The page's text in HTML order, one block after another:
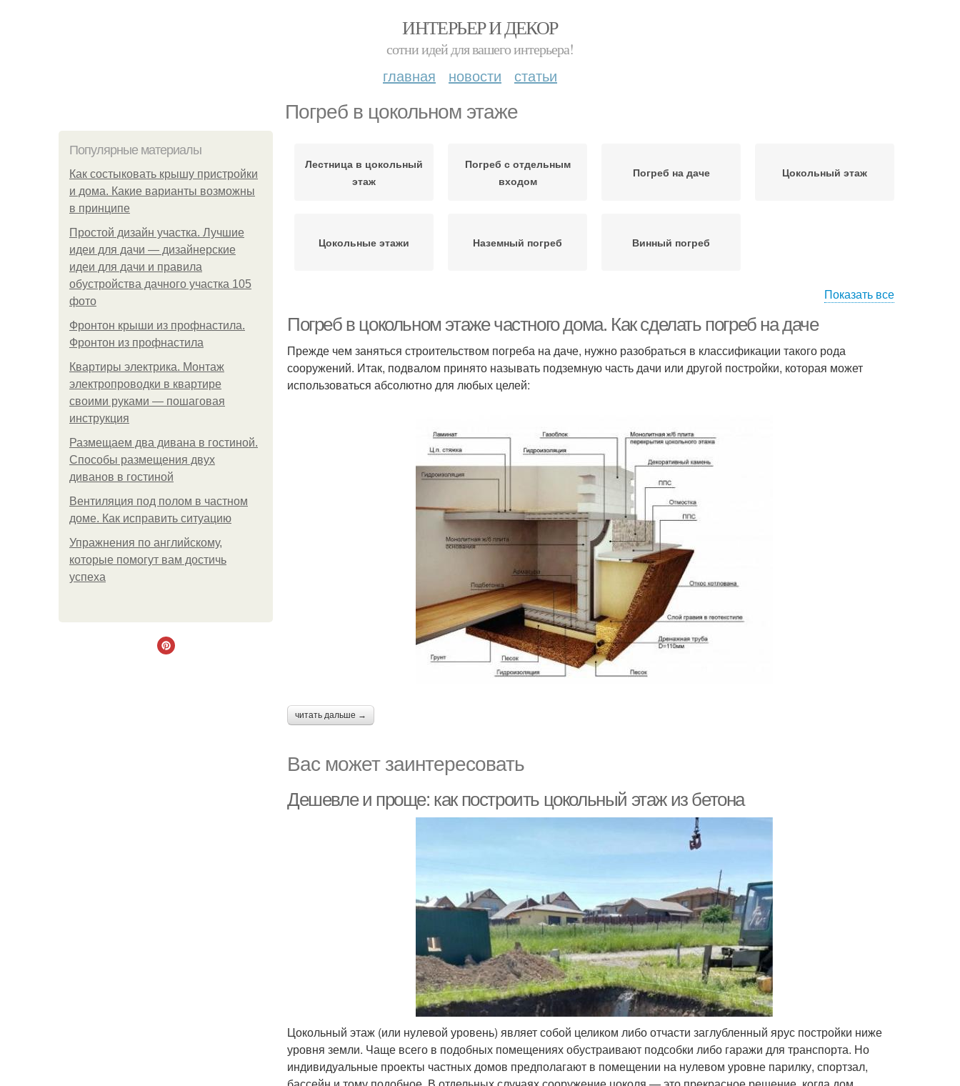
ИНТЕРЬЕР И ДЕКОР
сотни идей для вашего интерьера!
главная новости статьи
Погреб в цокольном этаже
Популярные материалы
Как состыковать крышу пристройки
и дома. Какие варианты возможны
в принципе
Простой дизайн участка. Лучшие
идеи для дачи — дизайнерские
идеи для дачи и правила
обустройства дачного участка 105
фото
Фронтон крыши из профнастила.
Фронтон из профнастила
Квартиры электрика. Монтаж
электропроводки в квартире
своими руками — пошаговая
инструкция
Размещаем два дивана в гостиной.
Способы размещения двух
диванов в гостиной
Вентиляция под полом в частном
доме. Как исправить ситуацию
Упражнения по английскому,
которые помогут вам достичь
успеха
Лестница в цокольный
этаж
Погреб с отдельным
входом
Погреб на даче Цокольный этаж
Цокольные этажи Наземный погреб Винный погреб
Показать все
Погреб в цокольном этаже частного дома. Как сделать погреб на даче
Прежде чем заняться строительством погреба на даче, нужно разобраться в классификации такого рода
сооружений. Итак, подвалом принято называть подземную часть дачи или другой постройки, которая может
использоваться абсолютно для любых целей:
читать дальше →
Вас может заинтересовать
Дешевле и проще: как построить цокольный этаж из бетона
Цокольный этаж (или нулевой уровень) являет собой целиком либо отчасти заглубленный ярус постройки ниже
уровня земли. Чаще всего в подобных помещениях обустраивают подсобки либо гаражи для транспорта. Но
индивидуальные проекты частных домов предполагают в помещении на нулевом уровне парилку, спортзал,